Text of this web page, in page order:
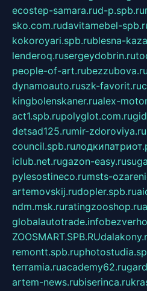
ecostep-samara.rud-p.spb.ru
sko.com.rudavitamebel-
kokoroyari.spb.rublesna-
lenderoq.rusergeydobrin.ru
people-of-art.rubezzubova.ru
dynamoauto.ruszk-favorit.ru
kingbolenskaner.rualex-
act1.spb.rupolyglot.com.ru
detsad125.rumir-zdoroviya.ru
council.spb.ru
iclub.net.rugazon-easy.ru
pylesostineco.rumsts-
artemovskij.rudopler.spb.ru
ndm.msk.ruratingzooshop.ru
globalautotrade.info
ZOOSMART.SPB.RU
remontt.spb.ru
terramia.ruacademy62.ru
artem-news.rubiserinca.ru